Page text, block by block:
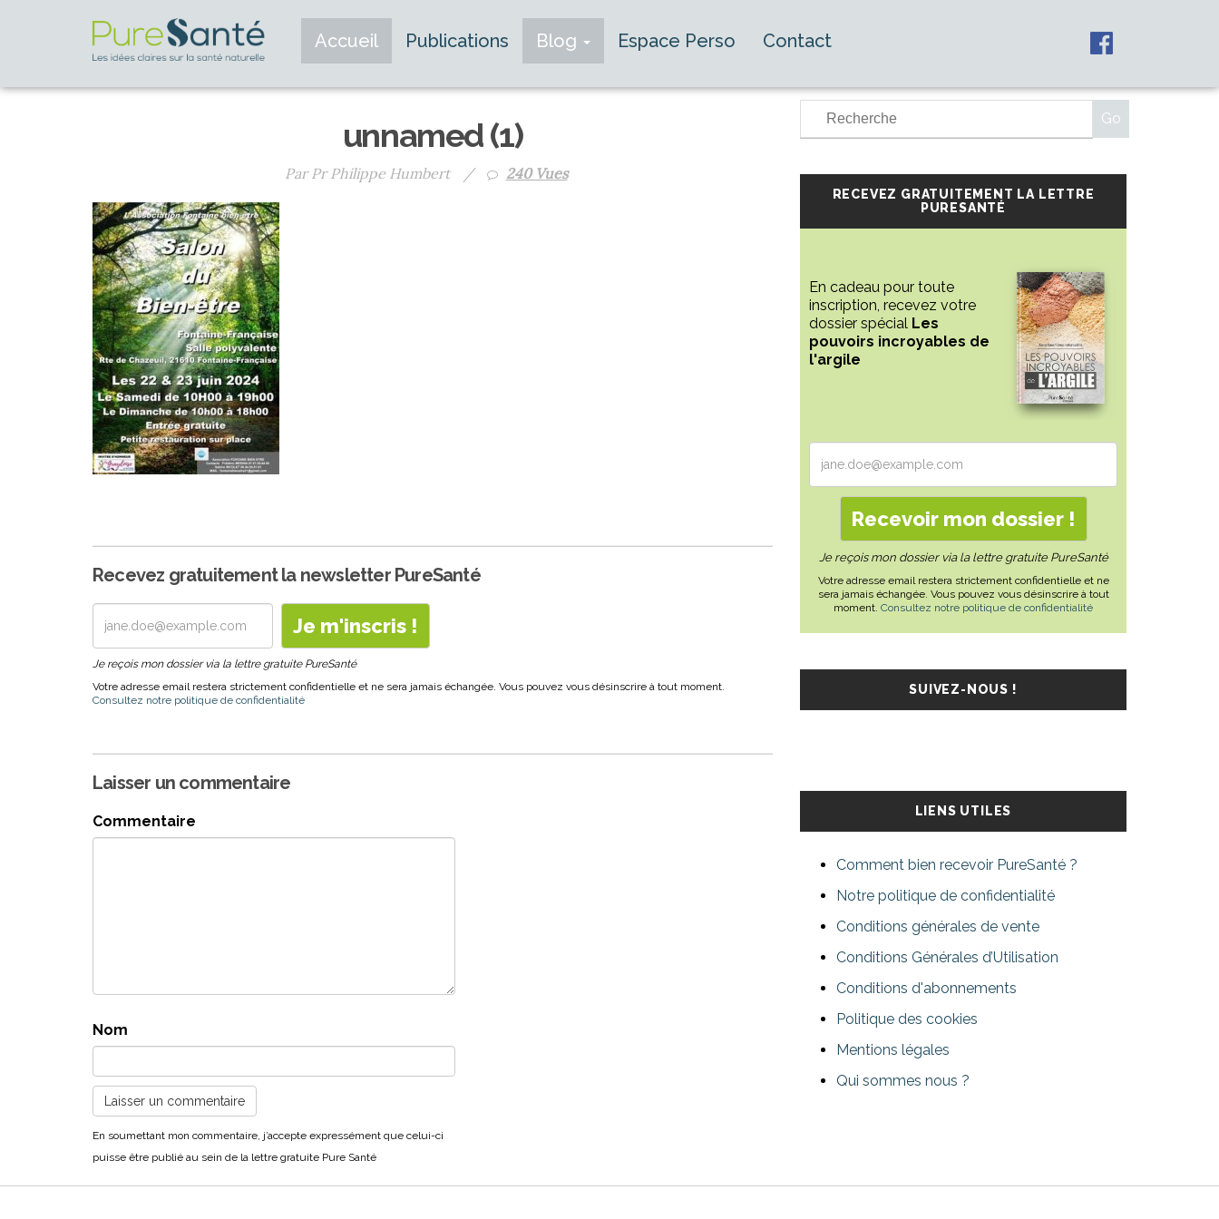
Accueil Publications Blog Espace Perso Contact
unnamed (1)
Par Pr Philippe Humbert / 240 Vues
Recevez gratuitement la newsletter PureSanté
Je reçois mon dossier via la lettre gratuite PureSanté
Votre adresse email restera strictement confidentielle et ne sera jamais échangée. Vous pouvez vous désinscrire à tout moment.
Consultez notre politique de confidentialité
Laisser un commentaire
Commentaire
Nom
RECEVEZ GRATUITEMENT LA LETTRE
PURESANTÉ
En cadeau pour toute
inscription, recevez votre
dossier spécial Les
pouvoirs incroyables de
l'argile
Je reçois mon dossier via la lettre gratuite PureSanté
Votre adresse email restera strictement confidentielle et ne
sera jamais échangée. Vous pouvez vous désinscrire à tout
moment. Consultez notre politique de confidentialité
SUIVEZ-NOUS !
LIENS UTILES
Comment bien recevoir PureSanté ?
Notre politique de confidentialité
Conditions générales de vente
Conditions Générales d’Utilisation
Conditions d'abonnements
Politique des cookies
Mentions légales
Qui sommes nous ?